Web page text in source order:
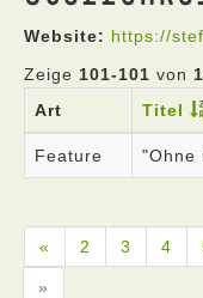
Website: https://
Zeige 101-101 von
Art
Titel
Feature "Ohne
« 2 3 4
»